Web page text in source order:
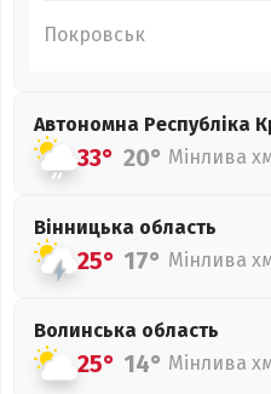
Покровськ
Автономна Республіка
33° 20° Мінлива
Вінницька область
25° 17° Мінлива
Волинська область
25° 14° Мінлива